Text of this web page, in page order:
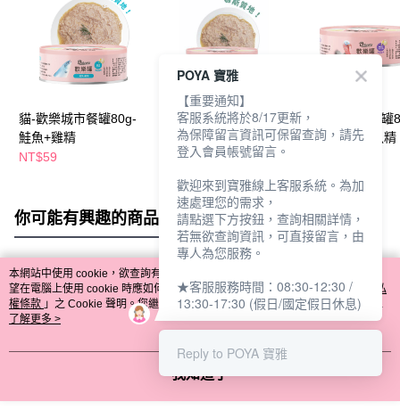
貓-歡樂城市餐罐80g-
鮭魚+雞精
NT$59
貓-歡樂城市餐罐80g-
鹿肉+鱸魚精
NT$59
貓-歡樂城市餐罐
火雞肉+石斑魚精
你可能有興趣的商品 全站排行
熱門標籤
本網站中使用 cookie，欲查詢有關本網站使用 cookie 方式之詳情，及若您不希
望在電腦上使用 cookie 時應如何變更電腦的 cookie 設定，請參閱本網站「
隱私
權條款 」之 Cookie 聲明。您繼續使用本網站即表示您同意本公司得按本網站使
用條款之 Cookie 聲明使用 cookie。
了解更多 >
我知道了
POYA 寶雅
【重要通知】
客服系統將於8/17更新，
為保障留言資訊可保留查詢，請先
登入會員帳號留言。
歡迎來到寶雅線上客服系統。為加
速處理您的需求，
請點選下方按鈕，查詢相關詳情，
若無欲查詢資訊，可直接留言，由
專人為您服務。
★客服服務時間：08:30-12:30 /
13:30-17:30 (假日/國定假日休息)
Reply to POYA 寶雅